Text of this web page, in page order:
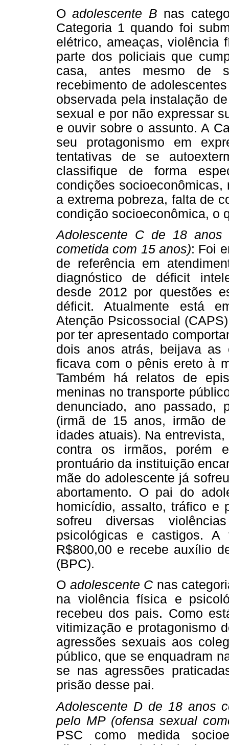
Oadolescente B nas
Categoria 1 quando foi
elétrico, ameaças, violência
parte dos policiais que
casa, antes mesmo de
recebimento de
observada pela instalação
sexual e por não expressar
e ouvir sobre o assunto. A
seu protagonismo em
tentativas de se
classifique de forma
condições
a extrema pobreza, falta de
condição socioeconômica, o
Adolescente C de 18 anos
cometida com 15 anos): Foi
de referência em
diagnóstico de déficit
desde 2012 por questões
déficit. Atualmente está
Atenção Psicossocial
por ter apresentado
dois anos atrás, beijava as
ficava com o pênis ereto à
Também há relatos de
meninas no transporte
denunciado, ano passado,
(irmã de 15 anos, irmão
idades atuais). Na
contra os irmãos, porém
prontuário da instituição
mãe do adolescente já
abortamento. O pai do
homicídio, assalto, tráfico e
sofreu diversas
psicológicas e castigos.
R$800,00 e recebe auxílio
(BPC).
O adolescente C nas
na violência física e
recebeu dos pais. Como
vitimização e protagonismo
agressões sexuais aos
público, que se enquadram
se nas agressões
prisão desse pai.
Adolescente D de 18 anos
pelo MP (ofensa sexual
PSC como medida